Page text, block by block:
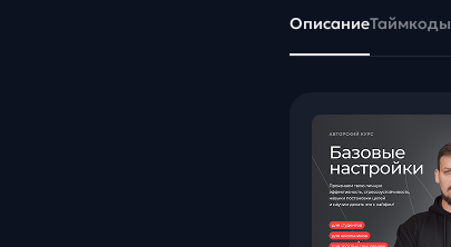
ОписаниеТаймкоды